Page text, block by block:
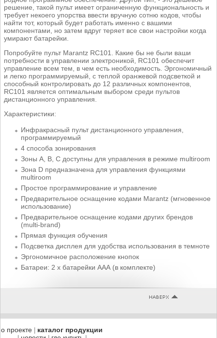
решение, такой пульт имеет ограниченную функциональность и
требует некоего упорства ввести вручную сотню кодов, чтобы
найти тот, который будет работать именно с вашими
компонентами, но затем вдруг теряет все свои настройки когда
умирают батарейки.
Попробуйте пульт Marantz RC101. Какие бы не были ваши
потребности в управлении электроникой, RC101 обеспечит
управление всем тем, в чем есть необходимость. Эргономичный
и легко программируемый, с теплой оранжевой подсветкой и
способный контролировать до 12 различных компонентов,
RC101 является оптимальным выбором среди пультов
дистанционного управления.
Характеристики:
Инфракрасный пульт дистанционного управления,
программируемый
4 способа зонирования
Зоны А, В, С доступны для управления в режиме multiroom
Зона D предназначена для управления функциями
multiroom
Простое программирование и управление
Предварительное оснащение кодами Marantz (мгновенное
использование)
Предварительное оснащение кодами других брендов
(multi-brand)
Прямая функция обучения
Подсветка дисплея для удобства использования в темноте
Эргономичное расположение кнопок
Батареи: 2 x батарейки ААА (в комплекте)
о проекте каталог продукции